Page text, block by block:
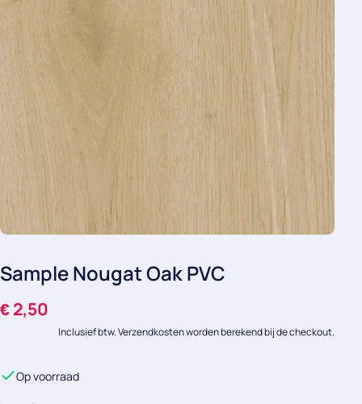
Sample Nougat Oak PVC
€2,50
Inclusief btw. Verzendkosten worden berekend bij de checkout.
Op voorraad